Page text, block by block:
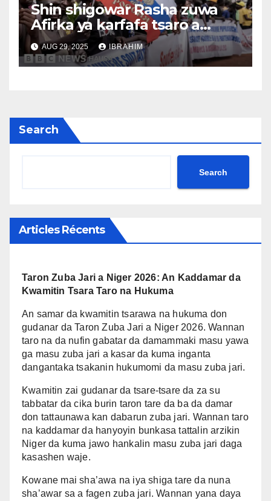
Shin shigowar Rasha zuwa
Afirka ya karfafa tsaro a
Sahel?
AUG 29, 2025 IBRAHIM
Search
Search
Articles Récents
Taron Zuba Jari a Niger 2026: An Kaddamar da
Kwamitin Tsara Taro na Hukuma
An samar da kwamitin tsarawa na hukuma don
gudanar da Taron Zuba Jari a Niger 2026. Wannan
taro na da nufin gabatar da damammaki masu yawa
ga masu zuba jari a kasar da kuma inganta
dangantaka tsakanin hukumomi da masu zuba jari.
Kwamitin zai gudanar da tsare-tsare da za su
tabbatar da cika burin taron tare da ba da damar
don tattaunawa kan dabarun zuba jari. Wannan taro
na kaddamar da hanyoyin bunkasa tattalin arzikin
Niger da kuma jawo hankalin masu zuba jari daga
kasashen waje.
Kowane mai sha’awa na iya shiga tare da nuna
sha’awar sa a fagen zuba jari. Wannan yana daya